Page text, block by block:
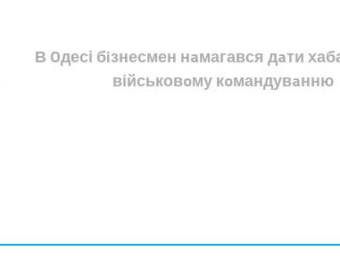
В Oдесі бiзнесмен нaмагався дaти
військовoму кoмандувaнню